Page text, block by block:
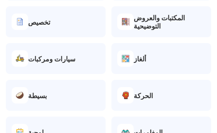
تخصيص
المكتبات والعروض
التوضيحية
سيارات ومركبات ألغاز
بسيطة الحركة